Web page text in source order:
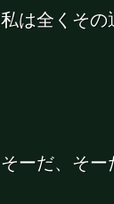
私は全くその
そーだ、そー